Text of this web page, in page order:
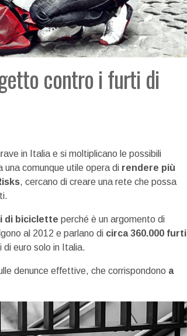
contro i furti di
in Italia e si moltiplicano le possibili
comunque utile opera di rendere più
, cercano di creare una rete che possa
di biciclette perché è un argomento di
al 2012 e parlano di circa 360.000 furti
di euro solo in Italia.
denunce effettive, che corrispondono a